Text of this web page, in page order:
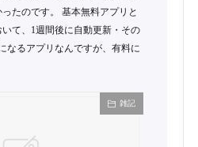
たのです。 基本無料アプリと
て、1週間後に自動更新・その
なるアプリなんですが、有料に
雑記